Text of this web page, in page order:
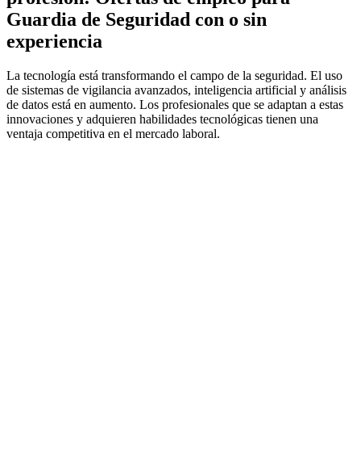
Guardia de Seguridad con o sin
experiencia
La tecnología está transformando el campo de la seguridad. El uso
de sistemas de vigilancia avanzados, inteligencia artificial y análisis
de datos está en aumento. Los profesionales que se adaptan a estas
innovaciones y adquieren habilidades tecnológicas tienen una
ventaja competitiva en el mercado laboral.